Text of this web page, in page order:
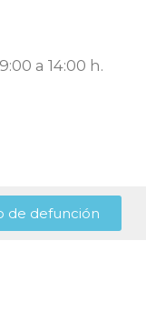
a 14:00 h.
de defunción